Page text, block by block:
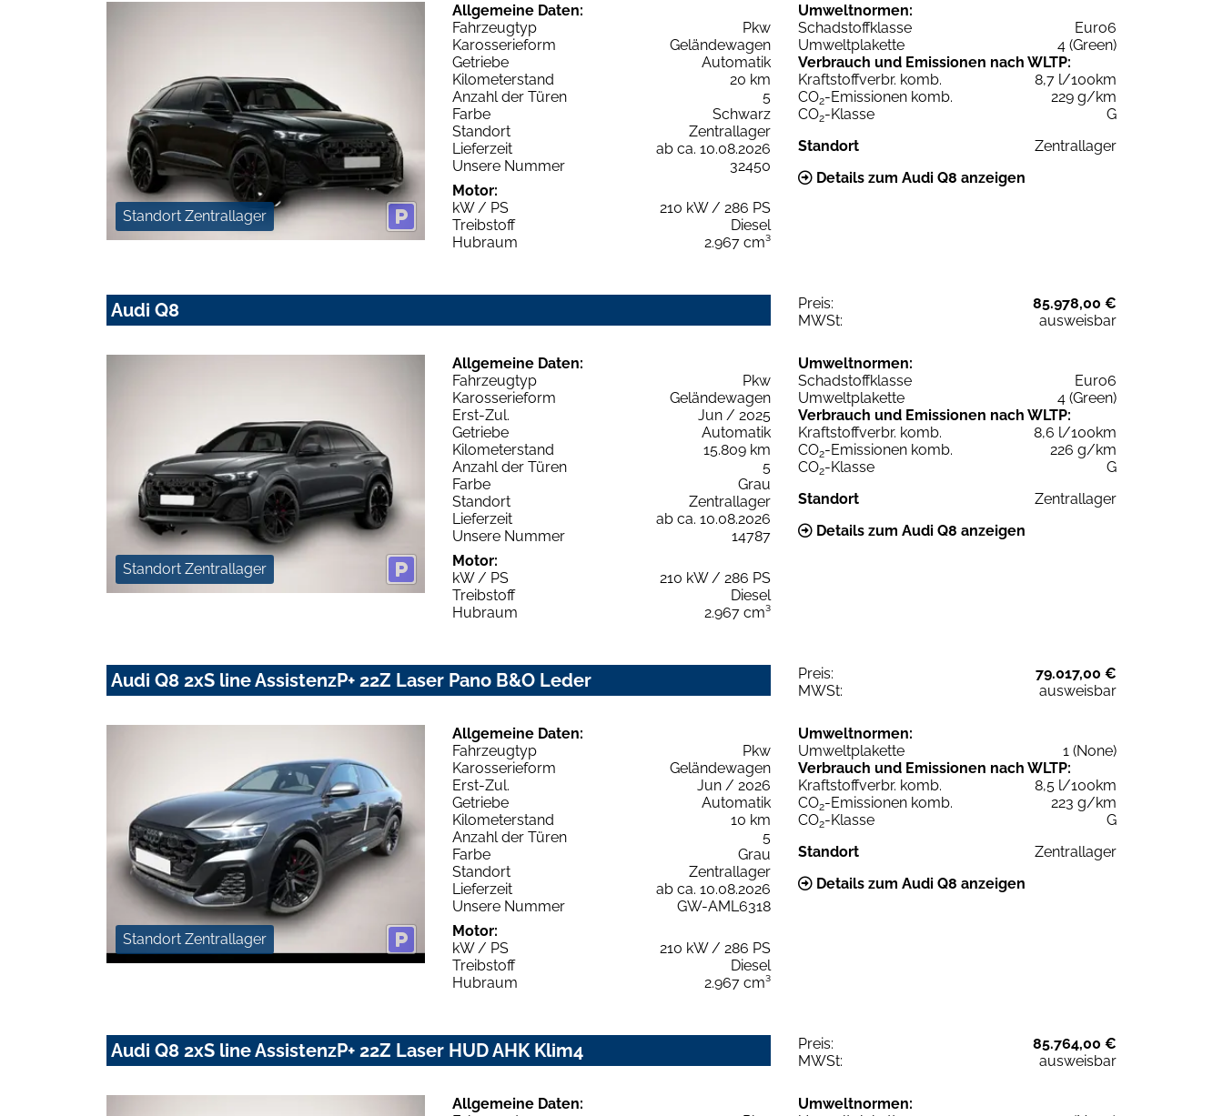
Standort Zentrallager
Allgemeine Daten:
Fahrzeugtyp
Pkw
Karosserieform
Geländewagen
Getriebe
Automatik
Kilometerstand
20 km
Anzahl der Türen
5
Farbe
Schwarz
Standort
Zentrallager
Lieferzeit
ab ca. 10.08.2026
Unsere Nummer
32450
Motor:
kW / PS
210 kW / 286 PS
Treibstoff
Diesel
Hubraum
2.967 cm³
Umweltnormen:
Schadstoffklasse
Euro6
Umweltplakette
4 (Green)
Verbrauch und Emissionen nach WLTP:
Kraftstoffverbr. komb.
8,7 l/100km
CO2-Emissionen komb.
229 g/km
CO2-Klasse
G
Standort
Zentrallager
Details zum Audi Q8 anzeigen
Audi Q8 Preis:
85.978,00 €
MWSt:
ausweisbar
Standort Zentrallager
Allgemeine Daten:
Fahrzeugtyp
Pkw
Karosserieform
Geländewagen
Erst-Zul.
Jun / 2025
Getriebe
Automatik
Kilometerstand
15.809 km
Anzahl der Türen
5
Farbe
Grau
Standort
Zentrallager
Lieferzeit
ab ca. 10.08.2026
Unsere Nummer
14787
Motor:
kW / PS
210 kW / 286 PS
Treibstoff
Diesel
Hubraum
2.967 cm³
Umweltnormen:
Schadstoffklasse
Euro6
Umweltplakette
4 (Green)
Verbrauch und Emissionen nach WLTP:
Kraftstoffverbr. komb.
8,6 l/100km
CO2-Emissionen komb.
226 g/km
CO2-Klasse
G
Standort
Zentrallager
Details zum Audi Q8 anzeigen
Audi Q8 2xS line AssistenzP+ 22Z Laser Pano B&O Leder Preis:
79.017,00 €
MWSt:
ausweisbar
Standort Zentrallager
Allgemeine Daten:
Fahrzeugtyp
Pkw
Karosserieform
Geländewagen
Erst-Zul.
Jun / 2026
Getriebe
Automatik
Kilometerstand
10 km
Anzahl der Türen
5
Farbe
Grau
Standort
Zentrallager
Lieferzeit
ab ca. 10.08.2026
Unsere Nummer
GW-AML6318
Motor:
kW / PS
210 kW / 286 PS
Treibstoff
Diesel
Hubraum
2.967 cm³
Umweltnormen:
Umweltplakette
1 (None)
Verbrauch und Emissionen nach WLTP:
Kraftstoffverbr. komb.
8,5 l/100km
CO2-Emissionen komb.
223 g/km
CO2-Klasse
G
Standort
Zentrallager
Details zum Audi Q8 anzeigen
Audi Q8 2xS line AssistenzP+ 22Z Laser HUD AHK Klim4 Preis:
85.764,00 €
MWSt:
ausweisbar
Allgemeine Daten:
Umweltnormen: